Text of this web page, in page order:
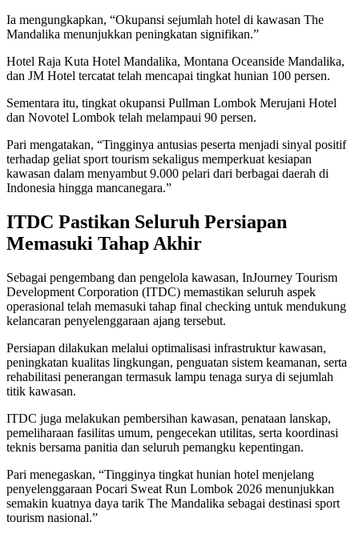
Ia mengungkapkan, “Okupansi sejumlah hotel di kawasan The
Mandalika menunjukkan peningkatan signifikan.”
Hotel Raja Kuta Hotel Mandalika, Montana Oceanside Mandalika,
dan JM Hotel tercatat telah mencapai tingkat hunian 100 persen.
Sementara itu, tingkat okupansi Pullman Lombok Merujani Hotel
dan Novotel Lombok telah melampaui 90 persen.
Pari mengatakan, “Tingginya antusias peserta menjadi sinyal positif
terhadap geliat sport tourism sekaligus memperkuat kesiapan
kawasan dalam menyambut 9.000 pelari dari berbagai daerah di
Indonesia hingga mancanegara.”
ITDC Pastikan Seluruh Persiapan
Memasuki Tahap Akhir
Sebagai pengembang dan pengelola kawasan, InJourney Tourism
Development Corporation (ITDC) memastikan seluruh aspek
operasional telah memasuki tahap final checking untuk mendukung
kelancaran penyelenggaraan ajang tersebut.
Persiapan dilakukan melalui optimalisasi infrastruktur kawasan,
peningkatan kualitas lingkungan, penguatan sistem keamanan, serta
rehabilitasi penerangan termasuk lampu tenaga surya di sejumlah
titik kawasan.
ITDC juga melakukan pembersihan kawasan, penataan lanskap,
pemeliharaan fasilitas umum, pengecekan utilitas, serta koordinasi
teknis bersama panitia dan seluruh pemangku kepentingan.
Pari menegaskan, “Tingginya tingkat hunian hotel menjelang
penyelenggaraan Pocari Sweat Run Lombok 2026 menunjukkan
semakin kuatnya daya tarik The Mandalika sebagai destinasi sport
tourism nasional.”